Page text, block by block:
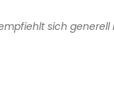
sich generell